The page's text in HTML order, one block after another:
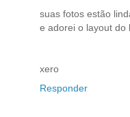
suas fotos estão
e adorei o layout do
xero
Responder